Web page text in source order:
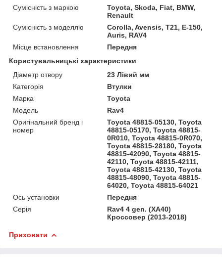
Сумісність з маркою
Toyota, Skoda, Fiat, BMW,
Renault
Сумісність з моделлю
Corolla, Avensis, T21, E-150,
Auris, RAV4
Місце встановлення
Передня
Користувальницькі характеристики
Діаметр отвору
23 Лівий мм
Категорія
Втулки
Марка
Toyota
Мoдель
Rav4
Оригінальний бренд і
номер
Toyota 48815-05130, Toyota
48815-05170, Toyota 48815-
0R010, Toyota 48815-0R070,
Toyota 48815-28180, Toyota
48815-42090, Toyota 48815-
42110, Toyota 48815-42111,
Toyota 48815-42130, Toyota
48815-48090, Toyota 48815-
64020, Toyota 48815-64021
Ось установки
Передня
Серія
Rav4 4 gen. (XA40)
Кроссовер (2013-2018)
Приховати